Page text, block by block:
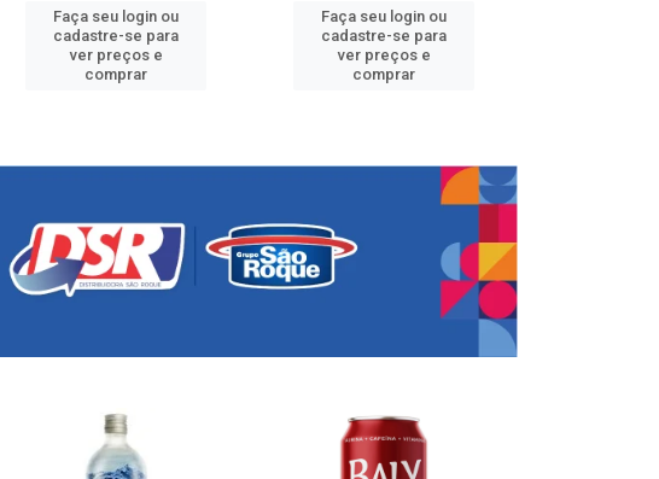
Faça seu login ou
cadastre-se para
ver preços e
comprar
Faça seu login ou
cadastre-se para
ver preços e
comprar